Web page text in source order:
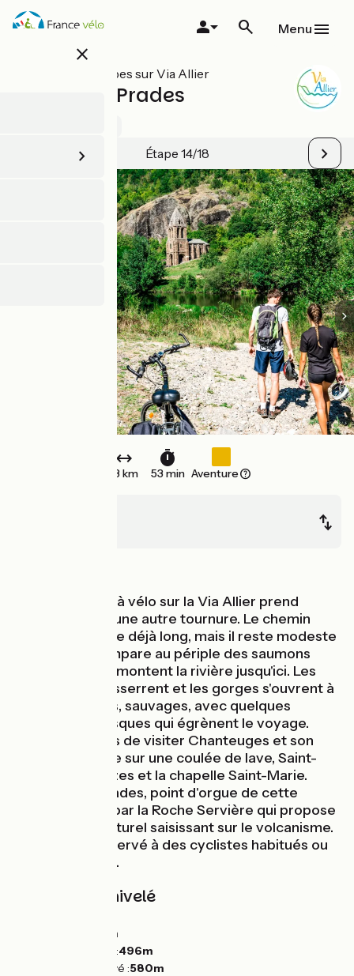
Aller
au
close
Menu
Toutes les étapes sur Via Allier
Langeac / Prades
Étape 14/18
13 km 53 min Aventure
Votre aventure à vélo sur la Via Allier prend
définitivement une autre tournure. Le chemin
parcouru semble déjà long, mais il reste modeste
quand on le compare au périple des saumons
sauvages qui remontent la rivière jusqu'ici. Les
paysages se resserrent et les gorges s'ouvrent à
vous : minérales, sauvages, avec quelques
villages pittoresques qui égrènent le voyage.
Prenez le temps de visiter Chanteuges et son
abbaye perchée sur une coulée de lave, Saint-
Julien-des-Chazes et la chapelle Saint-Marie.
Sans oublier Prades, point d'orgue de cette
étape. Dominé par la Roche Servière qui propose
un spectacle naturel saisissant sur le volcanisme.
Un parcours réservé à des cyclistes habitués ou
équipés de VAE.
Pentes et dénivelé
94m
Point le plus bas :496m
Point le plus élevé :580m